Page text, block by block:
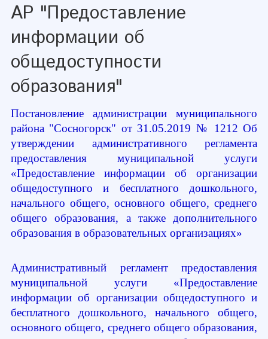
АР "Предоставление
информации об
общедоступности
образования"
Постановление администрации муниципального
района "Сосногорск" от 31.05.2019 № 1212 Об
утверждении административного регламента
предоставления муниципальной услуги
«Предоставление информации об организации
общедоступного и бесплатного дошкольного,
начального общего, основного общего, среднего
общего образования, а также дополнительного
образования в образовательных организациях»
Административный регламент предоставления
муниципальной услуги «Предоставление
информации об организации общедоступного и
бесплатного дошкольного, начального общего,
основного общего, среднего общего образования,